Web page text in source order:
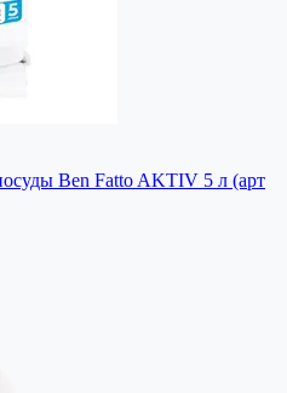
Ben Fatto AKTIV 5 л (арт